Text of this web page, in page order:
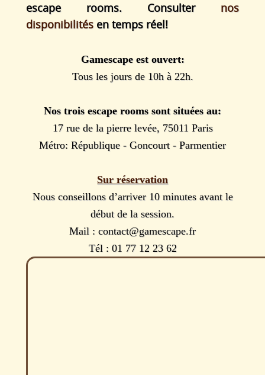
escape rooms. Consulter nos
disponibilités en temps réel!
Gamescape est ouvert:
Tous les jours de 10h à 22h.
Nos trois escape rooms sont situées au:
17 rue de la pierre levée, 75011 Paris
Métro: République - Goncourt - Parmentier
Sur réservation
Nous conseillons d’arriver 10 minutes avant le
début de la session.
Mail : contact@gamescape.fr
Tél : 01 77 12 23 62